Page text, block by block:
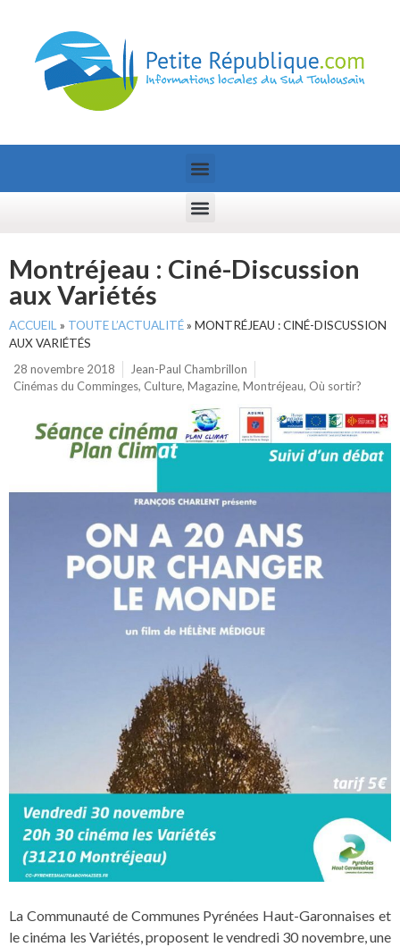
Montréjeau : Ciné-Discussion
aux Variétés
ACCUEIL » TOUTE L’ACTUALITÉ» MONTRÉJEAU : CINÉ-DISCUSSION
AUX VARIÉTÉS
28 novembre 2018
Jean-Paul Chambrillon
Cinémas du Comminges, Culture, Magazine, Montréjeau, Où sortir?
La Communauté de Communes Pyrénées Haut-Garonnaises et
le cinéma les Variétés, proposent le vendredi 30 novembre, une